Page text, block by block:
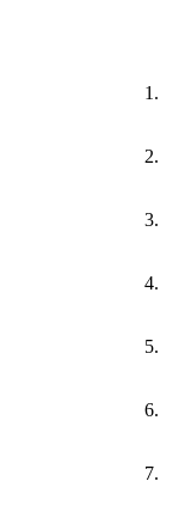
1.
2.
3.
4.
5.
6.
7.